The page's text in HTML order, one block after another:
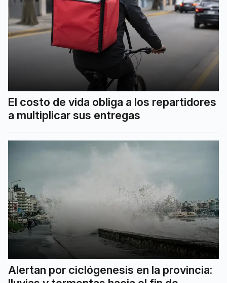
El costo de vida obliga a los repartidores
a multiplicar sus entregas
Alertan por ciclógenesis en la provincia: